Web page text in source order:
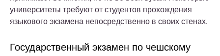
университеты требуют от студентов прохождения
языкового экзамена непосредственно в своих стенах.
Государственный экзамен по чешскому